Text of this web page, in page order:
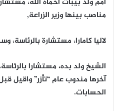
مناصب بينها وزير الزراعة,
لاليا كامارا، مستشارة
الشيخ ولد بده، مستشارا
آخرها مندوب عام “تأزر” واقيل
الحسابات.